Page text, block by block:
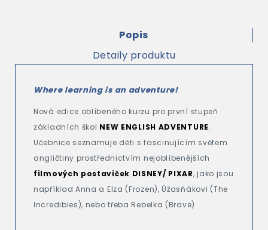
Popis
Detaily produktu
Where learning is an adventure!
Nová edice oblíbeného kurzu pro první stupeň
základních škol NEW ENGLISH ADVENTURE.
Učebnice seznamuje děti s fascinujícím světem
angličtiny prostřednictvím nejoblíbenějších
filmových postaviček DISNEY/ PIXAR, jako jsou
například Anna a Elza (Frozen), Úžasňákovi (The
Incredibles), nebo třeba Rebelka (Brave).